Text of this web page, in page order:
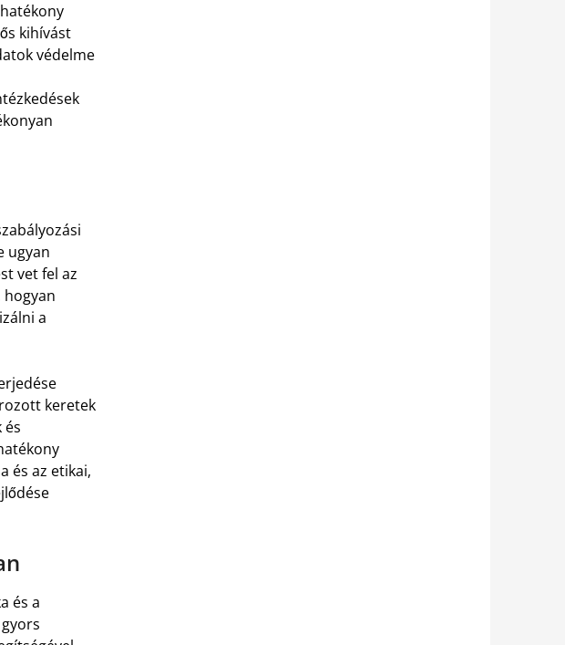
kihívást
védelme
ugyan
vet fel az
a
keretek
és
és az etikai,
és a